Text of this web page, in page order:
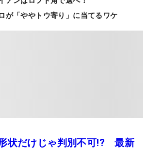
が「ややトウ寄り」に当てるワケ
状だけじゃ判別不可!? 最新